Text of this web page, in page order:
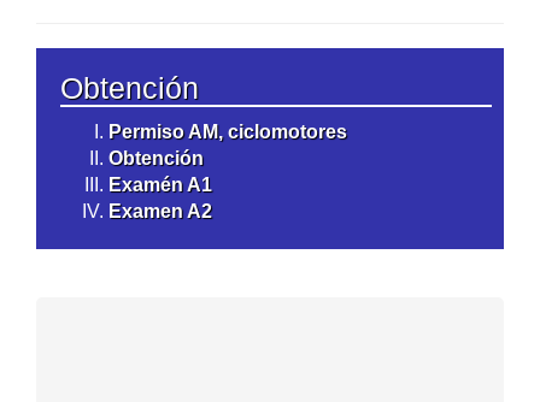
Obtención
Permiso AM, ciclomotores
Obtención
Examén A1
Examen A2